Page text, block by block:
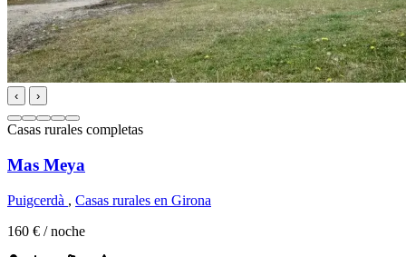
‹ ›
Casas rurales completas
Mas Meya
Puigcerdà , Casas rurales en Girona
160 € / noche